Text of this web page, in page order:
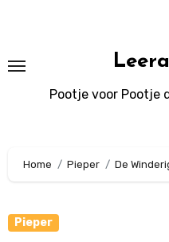
Pootje voor Pootje
Home Pieper De
Pieper